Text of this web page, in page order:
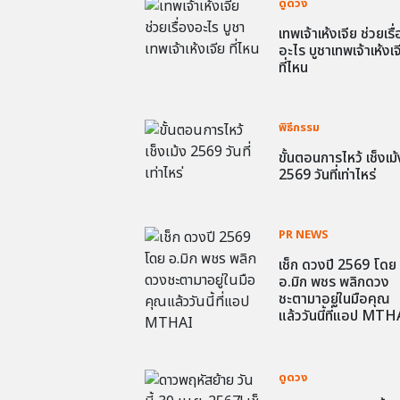
เทพเจ้าเห้งเจีย ช่วยเ
อะไร บูชาเทพเจ้าเห้งเ
ที่ไหน
พิธีกรรม
ขั้นตอนการไหว้ เช็งเ
2569 วันที่เท่าไหร่
PR NEWS
เช็ก ดวงปี 2569 โดย
อ.มิก พชร พลิกดวง
ชะตามาอยู่ในมือคุณ
แล้ววันนี้ที่แอป
ดูดวง